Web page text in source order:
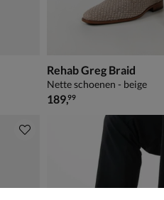
Rehab Greg Braid
Nette schoenen - beige
€ 189,99
189,99